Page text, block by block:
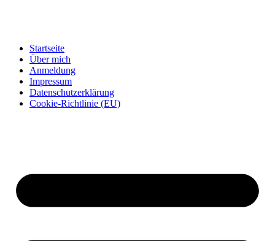
Startseite
Über mich
Anmeldung
Impressum
Datenschutzerklärung
Cookie-Richtlinie (EU)